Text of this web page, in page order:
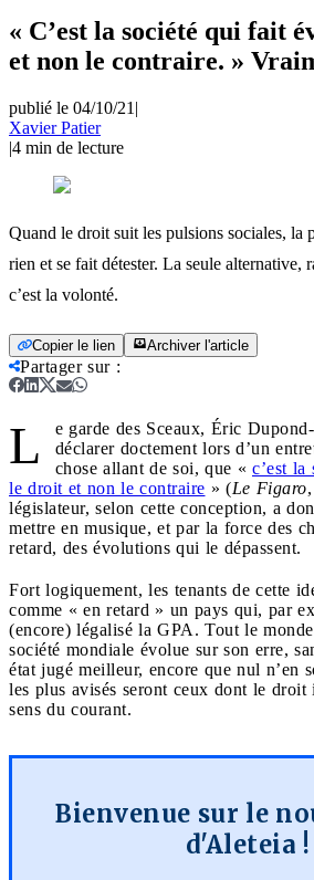
« C’est la société qui fait
et non le contraire. »
publié le 04/10/21 |
Xavier Patier
|4 min de lecture
Quand le droit suit les pulsions sociales, la
rien et se fait détester. La seule alternative,
c’est la volonté.
Copier le lien Archiver l'article
Partager sur:
L
e garde des Sceaux, Éric
déclarer doctement lors d’un
chose allant de soi, que « c’est
le droit et non le contraire » (Le Figaro
législateur, selon cette conception, a
mettre en musique, et par la force des
retard, des évolutions qui le dépassent.
Fort logiquement, les tenants de cette
comme « en retard » un pays qui, par
(encore) légalisé la GPA. Tout le
société mondiale évolue sur son erre,
état jugé meilleur, encore que nul n’en
les plus avisés seront ceux dont le
sens du courant.
Bienvenue sur le
d'Aleteia !